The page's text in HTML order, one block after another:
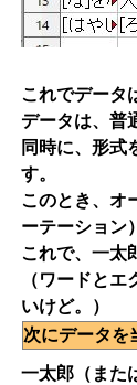
これでデータ
データは、普
同時に、形式
す。
このとき、オ
ーテーション
これで、一太
（ワードと
いけど。）
次にデータを
一太郎（また